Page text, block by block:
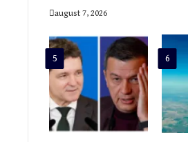
august 7, 2026
5 6